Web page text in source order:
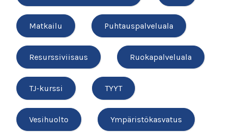
Matkailu Puhtauspalveluala
Resurssiviisaus Ruokapalveluala
TJ-kurssi TYYT
Vesihuolto Ympäristökasvatus